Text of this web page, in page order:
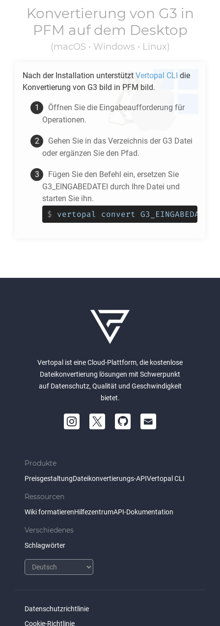
Konvertierung von G3 in
PFM auf dem Desktop
(macOS • Windows • Linux)
Nach der Installation unterstützt Vertopal CLI die
Konvertierung von G3 bild in PFM bild.
Öffnen Sie die Eingabeaufforderung für
Operationen.
Gehen Sie in das Verzeichnis der G3 Datei
oder ergänzen Sie den Pfad.
Fügen Sie den Befehl ein, ersetzen Sie
G3_EINGABEDATEI durch Ihre Datei und
starten Sie ihn.
$ vertopal convert
Vertopal ist eine Cloud-Plattform, die kostenlose
Dateikonvertierung lösungen mit Schwerpunkt
auf Datenschutz, Qualität und Geschwindigkeit
bietet.
Produkte
PreisgestaltungDateikonvertierungs-APIVertopal CLI
Ressourcen
Wiki formatierenHilfezentrumAPI-Dokumentation
Verschiedenes
Schlagwörter
Datenschutzrichtlinie
Cookie-Richtlinie